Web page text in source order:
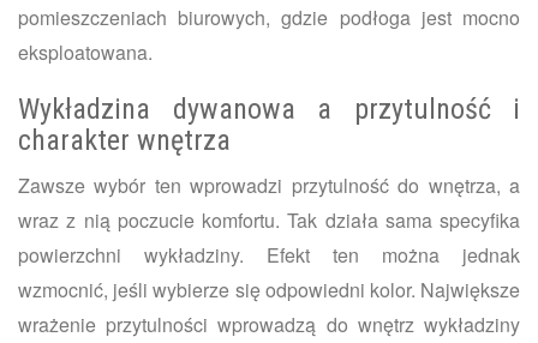
pomieszczeniach biurowych, gdzie podłoga jest mocno
eksploatowana.
Wykładzina dywanowa a przytulność i
charakter wnętrza
Zawsze wybór ten wprowadzi przytulność do wnętrza, a
wraz z nią poczucie komfortu. Tak działa sama specyfika
powierzchni wykładziny. Efekt ten można jednak
wzmocnić, jeśli wybierze się odpowiedni kolor. Największe
wrażenie przytulności wprowadzą do wnętrz wykładziny